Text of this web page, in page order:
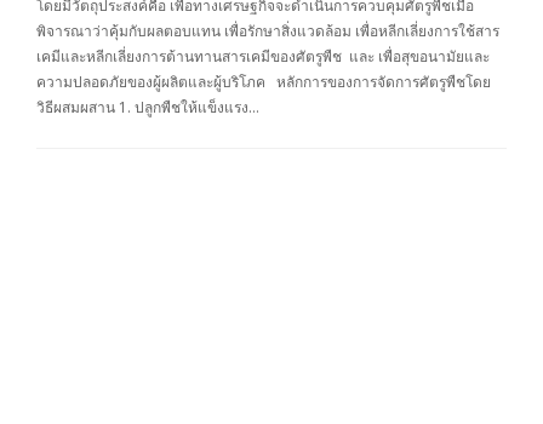
โดยมีวัตถุประสงค์คือ เพื่อทางเศรษฐกิจจะดำเนินการควบคุมศัตรูพืชเมื่อ
พิจารณาว่าคุ้มกับผลตอบแทน เพื่อรักษาสิ่งแวดล้อม เพื่อหลีกเลี่ยงการใช้สาร
เคมีและหลีกเลี่ยงการต้านทานสารเคมีของศัตรูพืช และ เพื่อสุขอนามัยและ
ความปลอดภัยของผู้ผลิตและผู้บริโภค หลักการของการจัดการศัตรูพืชโดย
วิธีผสมผสาน 1. ปลูกพืชให้แข็งแรง…